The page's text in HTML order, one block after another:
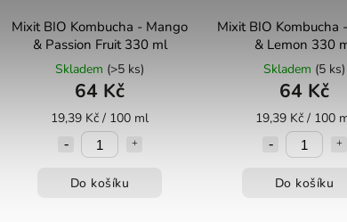
Mixit BIO Kombucha - Mango
& Passion Fruit 330 ml
Skladem (>5 ks)
64 Kč
19,39 Kč / 100 ml
Do košíku
Mixit BIO Kombucha
& Lemon 330
Skladem (5 ks)
64 Kč
19,39 Kč / 100
Do košíku